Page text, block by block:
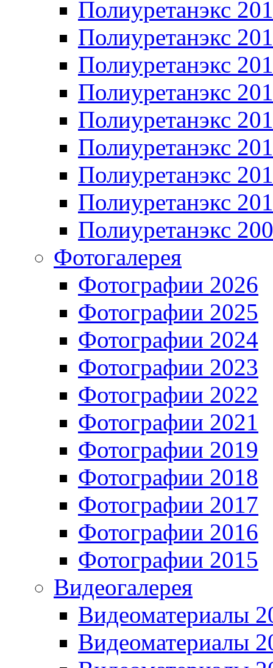
Полиуретанэкс
Полиуретанэкс
Полиуретанэкс
Полиуретанэкс
Полиуретанэкс
Полиуретанэкс
Полиуретанэкс
Полиуретанэкс
Полиуретанэкс
Фотогалерея
Фотографии 2026
Фотографии 2025
Фотографии 2024
Фотографии 2023
Фотографии 2022
Фотографии 2021
Фотографии 2019
Фотографии 2018
Фотографии 2017
Фотографии 2016
Фотографии 2015
Видеогалерея
Видеоматериалы
Видеоматериалы